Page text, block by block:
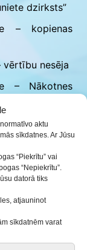
aktu
sīkdatnes. Ar Jūsu
“Piekrītu” vai
“Nepiekrītu”.
datorā tiks
atjauninot
sīkdatnēm varat
dzirksts”
– kopienas
vērtību nesēja
– Nākotnes
disciplīnas
– iedvesma un